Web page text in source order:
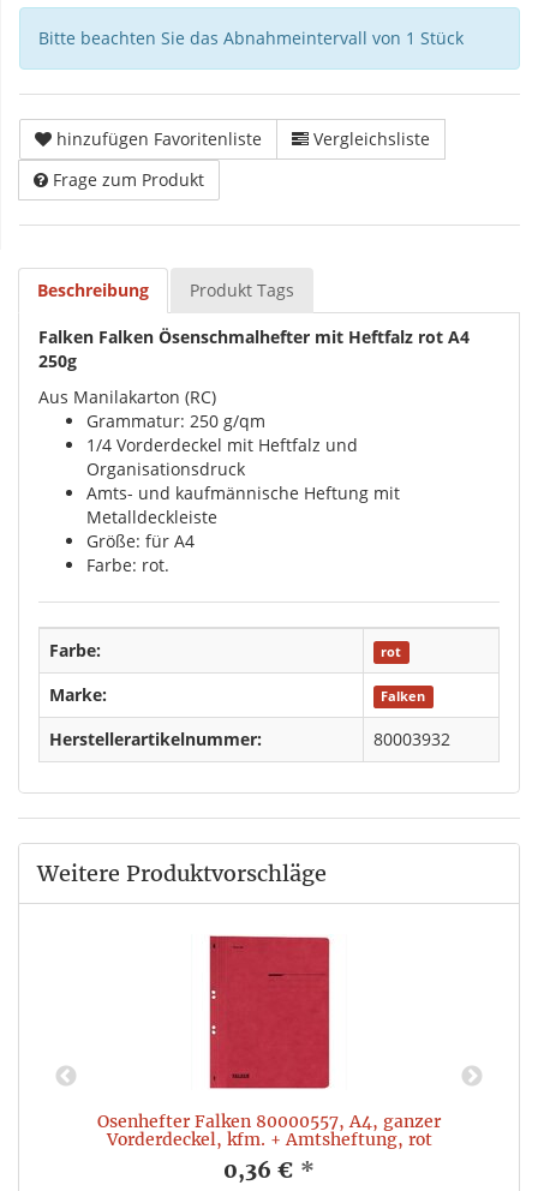
Bitte beachten Sie das Abnahmeintervall von 1 Stück
hinzufügen Favoritenliste
Vergleichsliste
Frage zum Produkt
Beschreibung Produkt Tags
Falken Falken Ösenschmalhefter mit Heftfalz rot A4
250g
Aus Manilakarton (RC)
Grammatur: 250 g/qm
1/4 Vorderdeckel mit Heftfalz und
Organisationsdruck
Amts- und kaufmännische Heftung mit
Metalldeckleiste
Größe: für A4
Farbe: rot.
Farbe: rot
Marke: Falken
Herstellerartikelnummer: 80003932
Weitere Produktvorschläge
Ösenhefter Falken 80000557, A4, ganzer
Vorderdeckel, kfm. + Amtsheftung, rot
0,36 € *